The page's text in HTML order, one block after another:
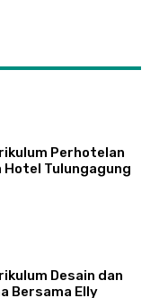
Perhotelan
Hotel Tulungagung
Desain dan
Bersama Elly